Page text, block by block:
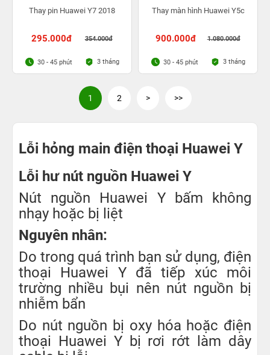
Thay pin Huawei Y7 2018
295.000đ 354.000đ
30 - 45 phút 3 tháng
Thay màn hình Huawei Y5c
900.000đ 1.080.000đ
30 - 45 phút 3 tháng
1 2 > >>
Lỗi hỏng main điện thoại Huawei Y
Lỗi hư nút nguồn Huawei Y
Nút nguồn Huawei Y bấm không
nhạy hoặc bị liệt
Nguyên nhân:
Do trong quá trình bạn sử dụng, điện
thoại Huawei Y đã tiếp xúc môi
trường nhiều bụi nên nút nguồn bị
nhiễm bẩn
Do nút nguồn bị oxy hóa hoặc điện
thoại Huawei Y bị rơi rớt làm dây